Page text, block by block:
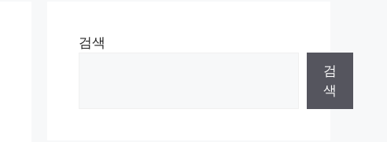
검색
검
색